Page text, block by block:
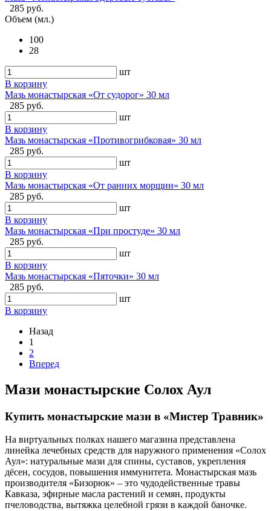
285 руб.
Объем (мл.)
100
28
шт
В корзину
Мазь монастырская «От судорог» 30 мл
285 руб.
шт
В корзину
Мазь монастырская «Противогрибковая» 30 мл
285 руб.
шт
В корзину
Мазь монастырская «От ранних морщин» 30 мл
285 руб.
шт
В корзину
Мазь монастырская «При простуде» 30 мл
285 руб.
шт
В корзину
Мазь монастырская «Пяточки» 30 мл
285 руб.
шт
В корзину
Назад
1
2
Вперед
Мази монастырские Солох Аул
Купить монастырские мази в «Мистер Травник»
На виртуальных полках нашего магазина представлена
линейка лечебных средств для наружного применения «Солох
Аул»: натуральные мази для спины, суставов, укрепления
дёсен, сосудов, повышения иммунитета. Монастырская мазь
производителя «Бизорюк» – это чудодейственные травы
Кавказа, эфирные масла растений и семян, продукты
пчеловодства, вытяжка целебной грязи в каждой баночке.